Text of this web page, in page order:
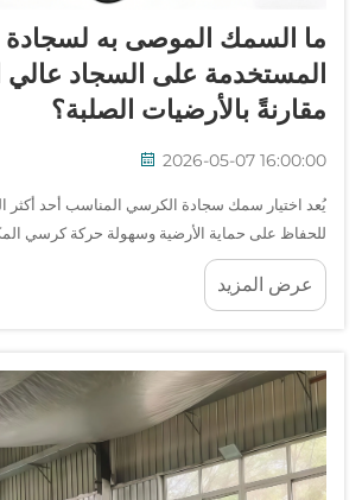
ما السمك الموصى به
مقارنةً بالأرضيات الصلبة؟
2026-05-07 16:00:00
يُعد اختيار سمك سجادة الكرسي المناسب أحد أكثر
للحفاظ على حماية الأرضية وسهولة حركة كرسي
الاختيار الخاطئ للسمك إلى تشقق السجادة مبكرًا أو
الكرسي أو حتى تلف أرضيتك...
عرض المزيد